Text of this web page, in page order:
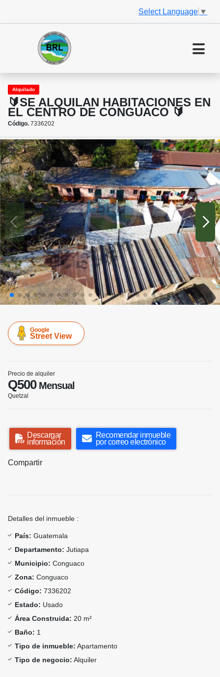
Select Language ▼
Alquilado
🔰SE ALQUILAN HABITACIONES EN
EL CENTRO DE CONGUACO 🔰
Código. 7336202
Google
Street View
Precio de alquiler
Q500Mensual
Quetzal
Descargar
información
Recomendar inmueble
por correo electrónico
Compartir
Detalles del inmueble :
País: Guatemala
Departamento: Jutiapa
Municipio: Conguaco
Zona: Conguaco
Código: 7336202
Estado: Usado
Área Construida: 20 m²
Baño: 1
Tipo de inmueble: Apartamento
Tipo de negocio: Alquiler